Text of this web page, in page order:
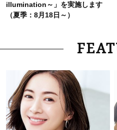
illumination～」を実施します
（夏季：8月18日～）